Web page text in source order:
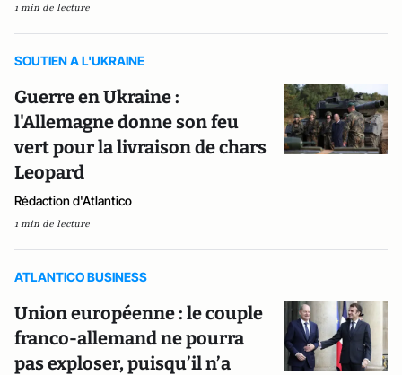
1 min de lecture
SOUTIEN A L'UKRAINE
Guerre en Ukraine :
l'Allemagne donne son feu
vert pour la livraison de chars
Leopard
Rédaction d'Atlantico
1 min de lecture
ATLANTICO BUSINESS
Union européenne : le couple
franco-allemand ne pourra
pas exploser, puisqu’il n’a